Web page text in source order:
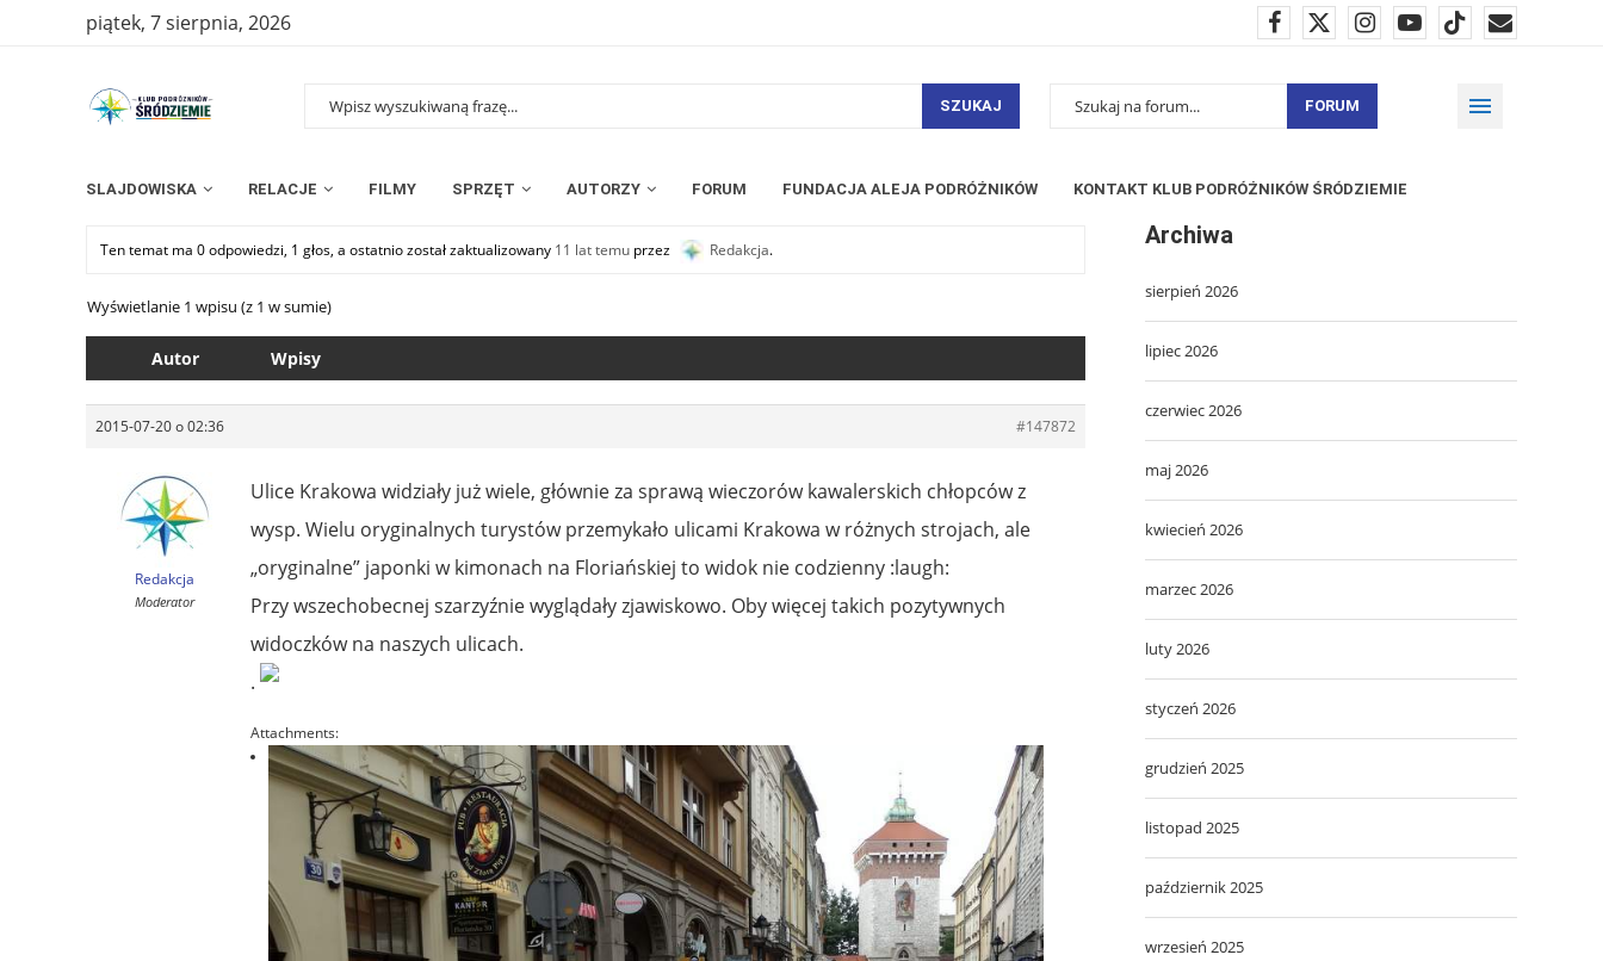
piątek, 7 sierpnia, 2026
SZUKAJ FORUM
SLAJDOWISKA RELACJE FILMY SPRZĘT AUTORZY FORUM FUNDACJA ALEJA PODRÓŻNIKÓW KONTAKT KLUB PODRÓŻNIKÓW ŚRÓDZIEMIE
Ten temat ma 0 odpowiedzi, 1 głos, a ostatnio został zaktualizowany 11 lat temu przez Redakcja.
Wyświetlanie 1 wpisu (z 1 w sumie)
Autor Wpisy
2015-07-20 o 02:36 #147872
Redakcja
Moderator
Ulice Krakowa widziały już wiele, głównie za sprawą wieczorów kawalerskich chłopców z
wysp. Wielu oryginalnych turystów przemykało ulicami Krakowa w różnych strojach, ale
„oryginalne” japonki w kimonach na Floriańskiej to widok nie codzienny :laugh:
Przy wszechobecnej szarzyźnie wyglądały zjawiskowo. Oby więcej takich pozytywnych
widoczków na naszych ulicach.
.
Attachments:
Archiwa
sierpień 2026
lipiec 2026
czerwiec 2026
maj 2026
kwiecień 2026
marzec 2026
luty 2026
styczeń 2026
grudzień 2025
listopad 2025
październik 2025
wrzesień 2025